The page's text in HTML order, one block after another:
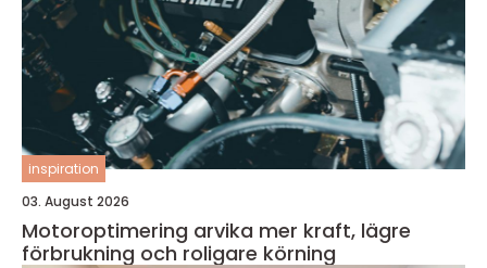
inspiration
03. August 2026
Motoroptimering arvika mer kraft, lägre
förbrukning och roligare körning